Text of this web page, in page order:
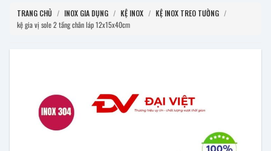
TRANG CHỦ / INOX GIA DỤNG / KỆ INOX / KỆ INOX TREO TƯỜNG /
kệ gia vị sole 2 tầng chân láp 12x15x40cm